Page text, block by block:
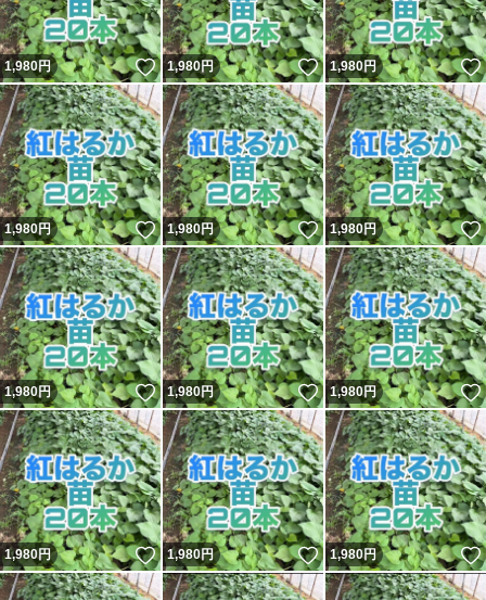
1,980円 いいね！
1,980円 いいね！
1,980円
1,980円 いいね！
1,980円 いいね！
1,980円
1,980円 いいね！
1,980円 いいね！
1,980円
1,980円 いいね！
1,980円 いいね！
1,980円